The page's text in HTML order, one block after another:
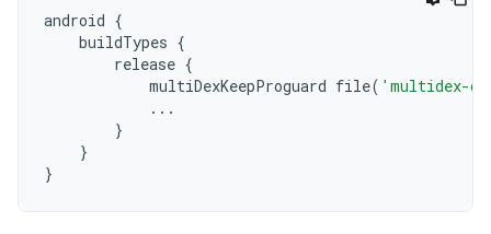
android {
buildTypes {
release {
multiDexKeepProguard file( 'multidex-
...
}
}
}